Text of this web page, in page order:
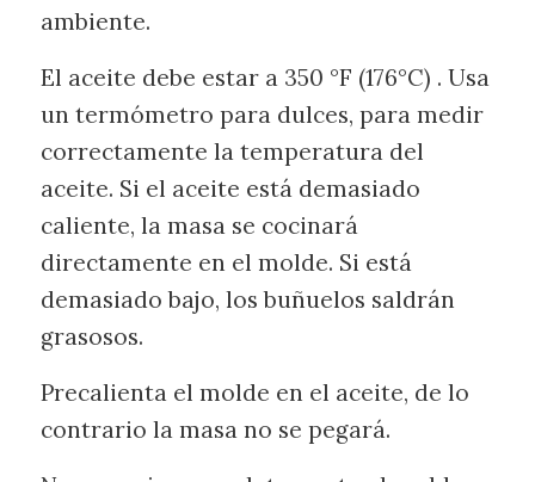
ambiente.
El aceite debe estar a 350 °F (176°C) . Usa
un termómetro para dulces, para medir
correctamente la temperatura del
aceite. Si el aceite está demasiado
caliente, la masa se cocinará
directamente en el molde. Si está
demasiado bajo, los buñuelos saldrán
grasosos.
Precalienta el molde en el aceite, de lo
contrario la masa no se pegará.